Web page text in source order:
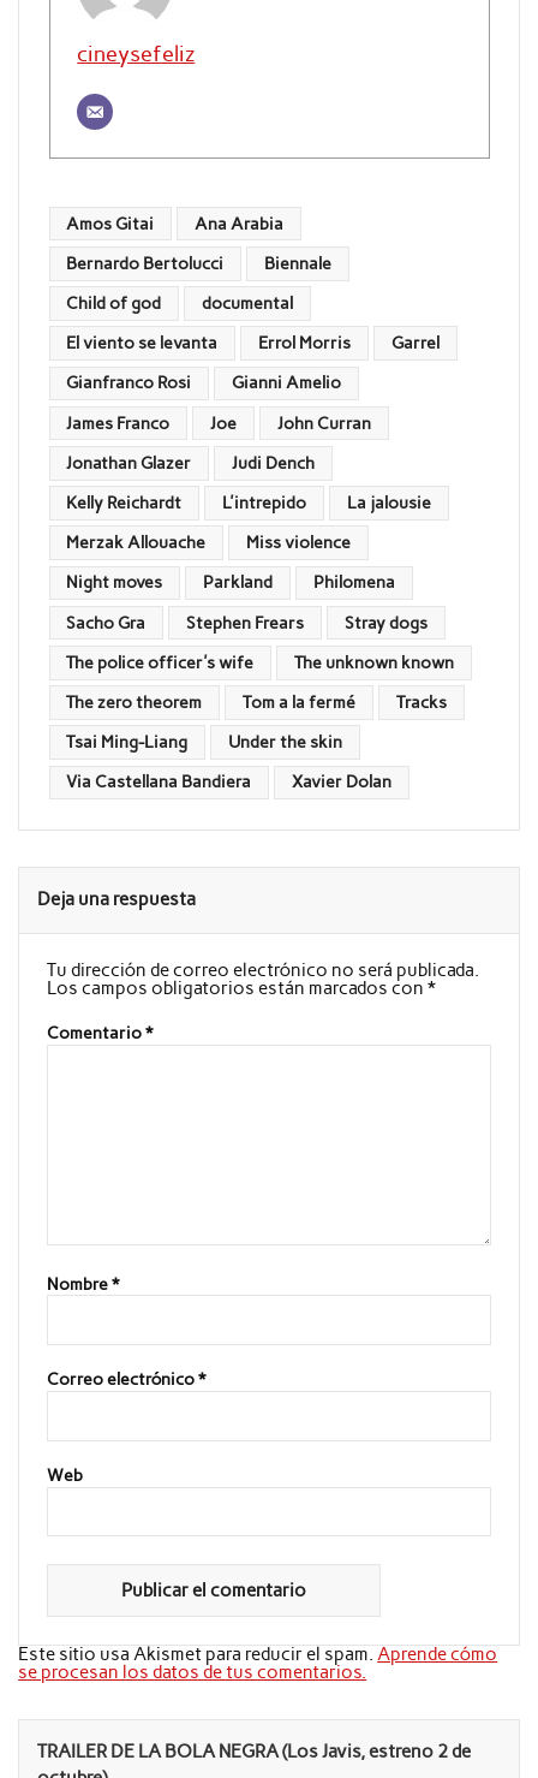
cineysefeliz
Amos Gitai Ana Arabia
Bernardo Bertolucci Biennale
Child of god documental
El viento se levanta Errol Morris Garrel
Gianfranco Rosi Gianni Amelio
James Franco Joe John Curran
Jonathan Glazer Judi Dench
Kelly Reichardt L'intrepido La jalousie
Merzak Allouache Miss violence
Night moves Parkland Philomena
Sacho Gra Stephen Frears Stray dogs
The police officer's wife The unknown known
The zero theorem Tom a la fermé Tracks
Tsai Ming-Liang Under the skin
Via Castellana Bandiera Xavier Dolan
Deja una respuesta
Tu dirección de correo electrónico no será publicada.
Los campos obligatorios están marcados con *
Comentario*
Nombre*
Correo electrónico*
Web
Este sitio usa Akismet para reducir el spam.Aprende cómo
se procesan los datos de tus comentarios.
TRAILER DE LA BOLA NEGRA (Los Javis, estreno 2 de